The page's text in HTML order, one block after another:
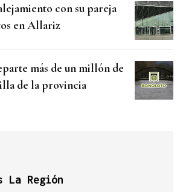
con su pareja
en Allariz
más de un millón de
de la provincia
La Región